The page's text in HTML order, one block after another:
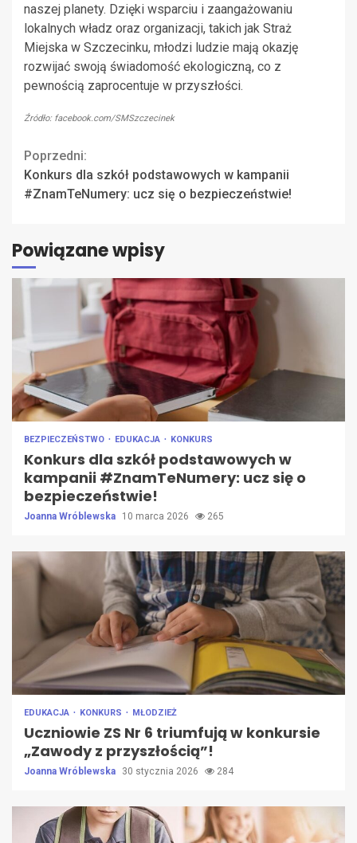
naszej planety. Dzięki wsparciu i zaangażowaniu
lokalnych władz oraz organizacji, takich jak Straż
Miejska w Szczecinku, młodzi ludzie mają okazję
rozwijać swoją świadomość ekologiczną, co z
pewnością zaprocentuje w przyszłości.
Źródło: facebook.com/SMSzczecinek
Continue
Reading
Poprzedni:
Konkurs dla szkół podstawowych w kampanii
#ZnamTeNumery: ucz się o bezpieczeństwie!
Powiązane wpisy
BEZPIECZEŃSTWO EDUKACJA KONKURS
Konkurs dla szkół podstawowych w
kampanii #ZnamTeNumery: ucz się o
bezpieczeństwie!
Joanna Wróblewska 10 marca 2026 265
EDUKACJA KONKURS MŁODZIEŻ
Uczniowie ZS Nr 6 triumfują w konkursie
„Zawody z przyszłością”!
Joanna Wróblewska 30 stycznia 2026 284